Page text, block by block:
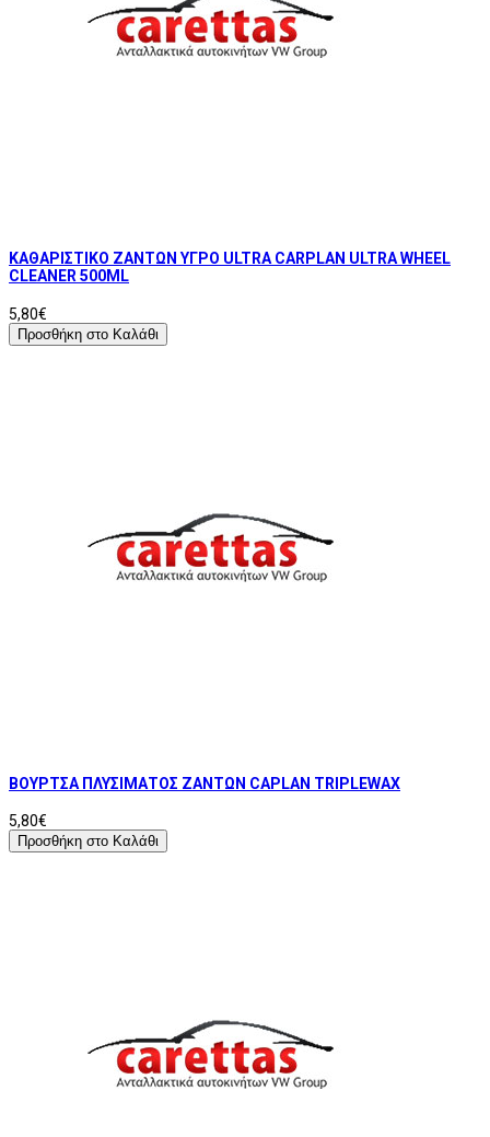
ΚΑΘΑΡΙΣΤΙΚΟ ΖΑΝΤΩΝ ΥΓΡΟ ULTRA CARPLAN ULTRA WHEEL
CLEANER 500ML
5,80€
Προσθήκη στο Καλάθι
ΒΟΥΡΤΣΑ ΠΛΥΣΙΜΑΤΟΣ ΖΑΝΤΩΝ CAPLAN TRIPLEWAX
5,80€
Προσθήκη στο Καλάθι